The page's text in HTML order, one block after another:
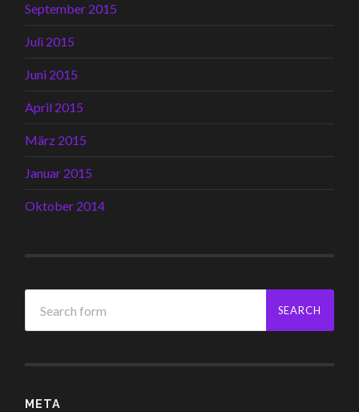
September 2015
Juli 2015
Juni 2015
April 2015
März 2015
Januar 2015
Oktober 2014
META